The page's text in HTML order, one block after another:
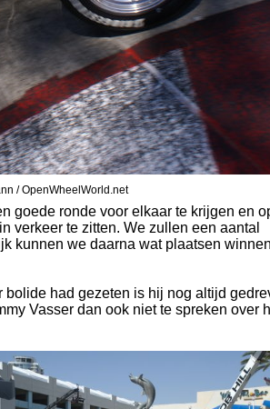
/ OpenWheelWorld.net
goede ronde voor elkaar te krijgen en
verkeer te zitten. We zullen een aantal
kunnen we daarna wat plaatsen
had gezeten is hij nog altijd
Vasser dan ook niet te spreken over